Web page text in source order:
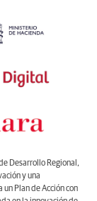
Desarrollo Regional,
y una
Plan de Acción con